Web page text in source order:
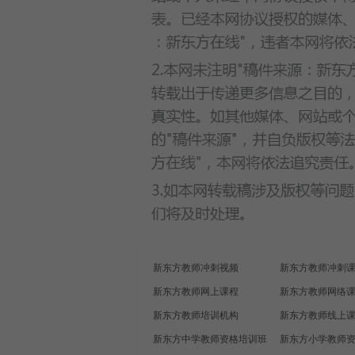
新东方教师冲刺视频 新东方教师冲刺
新东方教师网上课程 新东方教师网络
新东方教师培训机构 新东方教师线上
新东方中学教师资格培训班 新东方小学教师